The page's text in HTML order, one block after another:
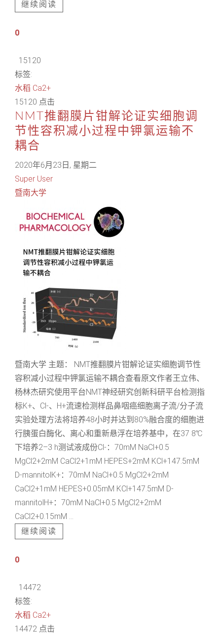
继续阅读
0
15120
标签:
水稻 Ca2+
15120 点击
NMT推翻膜片钳解论证实细胞调
节性容积减小过程中钾氯运输不
耦合
2020年6月23日, 星期二
Super User
暨南大学
暨南大学 主题： NMT推翻膜片钳解论证实细胞调节性
容积减小过程中钾氯运输不耦合查看原文作者王立伟、
杨林杰研究使用平台NMT神经研究创新科研平台检测指
标K+、Cl-、H+流速检测样品鼻咽癌细胞离子流/分子流
实验处理方法将培养48小时并达到80%融合度的细胞进
行胰蛋白酶化、离心和重新悬浮在培养基中，在37 8℃
下培养2–3 h测试液成份Cl-：70mM NaCl+0.5
MgCl2+2mM CaCl2+1mM HEPES+2mM KCl+147.5mM
D-mannitolK+：70mM NaCl+0.5 MgCl2+2mM
CaCl2+1mM HEPES+0.05mM KCl+147.5mM D-
mannitolH+：70mM NaCl+0.5 MgCl2+2mM
CaCl2+0.15mM ...
继续阅读
0
14472
标签:
水稻 Ca2+
14472 点击